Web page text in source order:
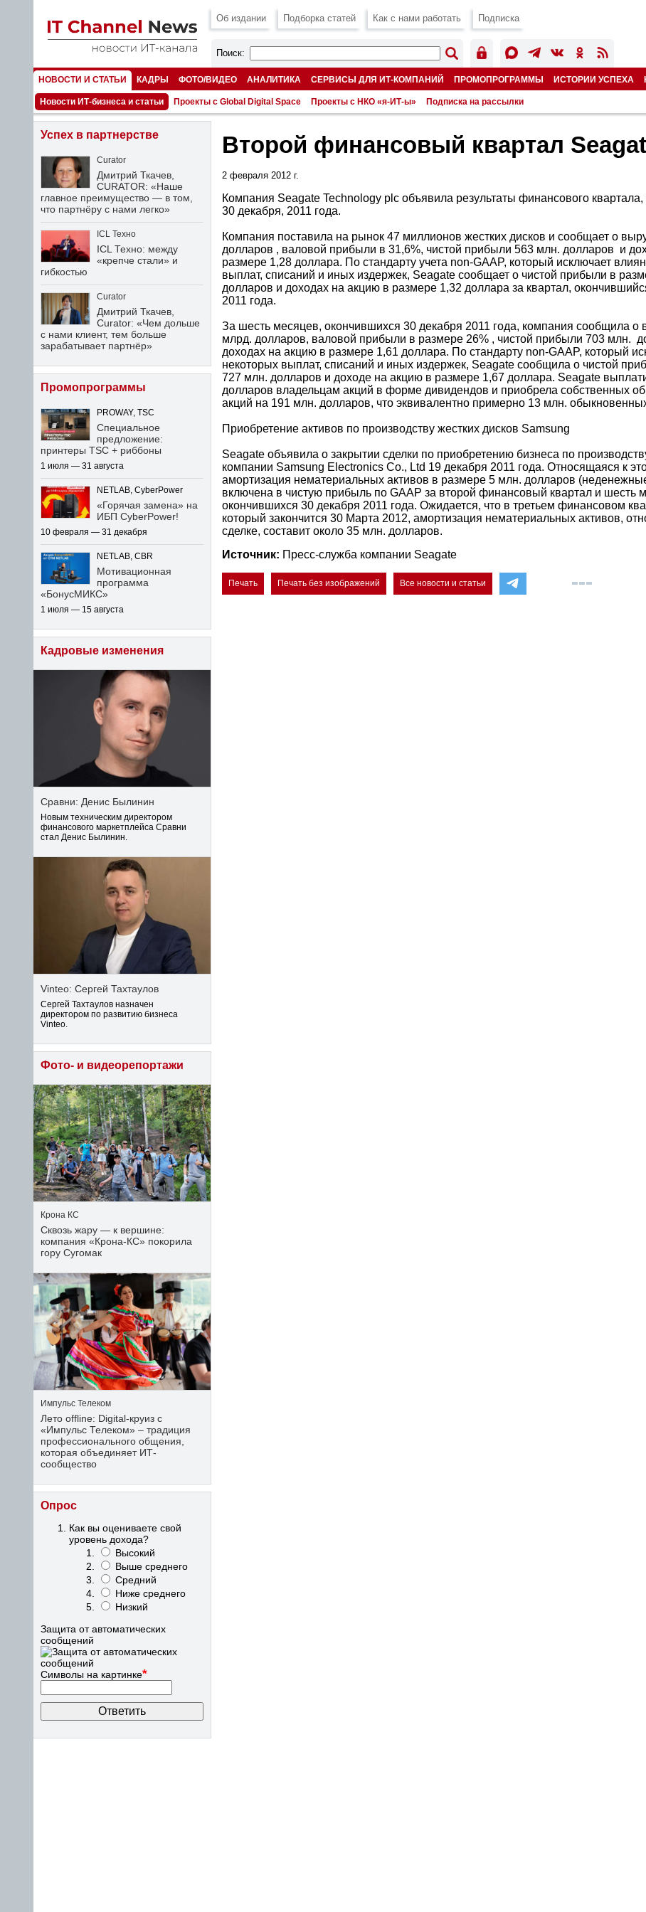
Об издании Подборка статей Как с нами работать Подписка
Поиск:
НОВОСТИ И СТАТЬИ КАДРЫ ФОТО/ВИДЕО АНАЛИТИКА СЕРВИСЫ ДЛЯ ИТ-КОМПАНИЙ ПРОМОПРОГРАММЫ ИСТОРИИ УСПЕХА
НОМЕРА
Новости ИТ-бизнеса и статьи Проекты с Global Digital Space Проекты с НКО «я-ИТ-ы» Подписка на рассылки
Второй финансовый квартал
2 февраля 2012 г.
Компания Seagate Technology plc объявила результаты финансового квартала,
30 декабря, 2011 года.
Компания поставила на рынок 47 миллионов жестких дисков и сообщает о
долларов , валовой прибыли в 31,6%, чистой прибыли 563 млн. долларов и
размере 1,28 доллара. По стандарту учета non-GAAP, который исключает
выплат, списаний и иных издержек, Seagate сообщает о чистой прибыли в
долларов и доходах на акцию в размере 1,32 доллара за квартал,
2011 года.
За шесть месяцев, окончившихся 30 декабря 2011 года, компания сообщила о
млрд. долларов, валовой прибыли в размере 26% , чистой прибыли 703 млн.
доходах на акцию в размере 1,61 доллара. По стандарту non-GAAP, который
некоторых выплат, списаний и иных издержек, Seagate сообщила о чистой
727 млн. долларов и доходе на акцию в размере 1,67 доллара. Seagate
долларов владельцам акций в форме дивидендов и приобрела собственных
акций на 191 млн. долларов, что эквивалентно примерно 13 млн.
Приобретение активов по производству жестких дисков Samsung
Seagate объявила о закрытии сделки по приобретению бизнеса по
компании Samsung Electronics Co., Ltd 19 декабря 2011 года. Относящаяся к
амортизация нематериальных активов в размере 5 млн. долларов
включена в чистую прибыль по GAAP за второй финансовый квартал и шесть
окончившихся 30 декабря 2011 года. Ожидается, что в третьем финансовом
который закончится 30 Марта 2012, амортизация нематериальных активов,
сделке, составит около 35 млн. долларов.
Источник: Пресс-служба компании Seagate
Печать Печать без изображений Все новости и статьи
Успех в партнерстве
Curator
Дмитрий Ткачев,
CURATOR: «Наше
главное преимущество — в том,
что партнёру с нами легко»
ICL Техно
ICL Техно: между
«крепче стали» и
гибкостью
Curator
Дмитрий Ткачев,
Curator: «Чем дольше
с нами клиент, тем больше
зарабатывает партнёр»
Промопрограммы
PROWAY, TSC
Специальное
предложение:
принтеры TSC + риббоны
1 июля — 31 августа
NETLAB, CyberPower
«Горячая замена» на
ИБП CyberPower!
10 февраля — 31 декабря
NETLAB, CBR
Мотивационная
программа
«БонусМИКС»
1 июля — 15 августа
Кадровые изменения
Сравни: Денис Былинин
Новым техническим директором
финансового маркетплейса Сравни
стал Денис Былинин.
Vinteo: Сергей Тахтаулов
Сергей Тахтаулов назначен
директором по развитию бизнеса
Vinteo.
Фото- и видеорепортажи
Крона КС
Сквозь жару — к вершине:
компания «Крона‑КС» покорила
гору Сугомак
Импульс Телеком
Лето offline: Digital-круиз с
«Импульс Телеком» – традиция
профессионального общения,
которая объединяет ИТ-
сообщество
Опрос
Как вы оцениваете свой
уровень дохода?
Высокий
Выше среднего
Средний
Ниже среднего
Низкий
Защита от автоматических
сообщений
Символы на картинке*